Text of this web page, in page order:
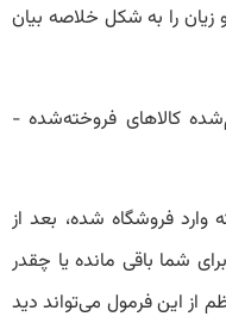
را به شکل خلاصه بیان
کالاهای فروخته‌شده −
فروشگاه شده، بعد از
شما باقی مانده یا چقدر
از این فرمول می‌تواند دید